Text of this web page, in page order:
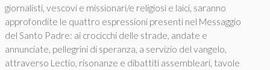
giornalisti, vescovi e missionari/e religiosi e laici, saranno
approfondite le quattro espressioni presenti nel Messaggio
del Santo Padre: ai crocicchi delle strade, andate e
annunciate, pellegrini di speranza, a servizio del vangelo,
attraverso Lectio, risonanze e dibattiti assembleari, tavole